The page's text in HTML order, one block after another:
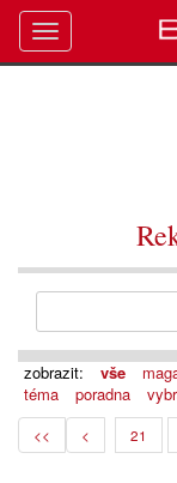
zobrazit: vše
téma
poradna
<< < 21
Toggle
navigation